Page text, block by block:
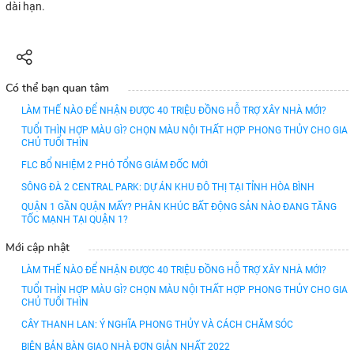
dài hạn.
Có thể bạn quan tâm
LÀM THẾ NÀO ĐỂ NHẬN ĐƯỢC 40 TRIỆU ĐỒNG HỖ TRỢ XÂY NHÀ MỚI?
TUỔI THÌN HỢP MÀU GÌ? CHỌN MÀU NỘI THẤT HỢP PHONG THỦY CHO GIA
CHỦ TUỔI THÌN
FLC BỔ NHIỆM 2 PHÓ TỔNG GIÁM ĐỐC MỚI
SÔNG ĐÀ 2 CENTRAL PARK: DỰ ÁN KHU ĐÔ THỊ TẠI TỈNH HÒA BÌNH
QUẬN 1 GẦN QUẬN MẤY? PHÂN KHÚC BẤT ĐỘNG SẢN NÀO ĐANG TĂNG
TỐC MẠNH TẠI QUẬN 1?
Mới cập nhật
LÀM THẾ NÀO ĐỂ NHẬN ĐƯỢC 40 TRIỆU ĐỒNG HỖ TRỢ XÂY NHÀ MỚI?
TUỔI THÌN HỢP MÀU GÌ? CHỌN MÀU NỘI THẤT HỢP PHONG THỦY CHO GIA
CHỦ TUỔI THÌN
CÂY THANH LAN: Ý NGHĨA PHONG THỦY VÀ CÁCH CHĂM SÓC
BIÊN BẢN BÀN GIAO NHÀ ĐƠN GIẢN NHẤT 2022